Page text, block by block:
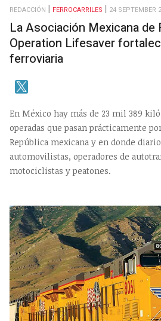
REDACCIÓN FERROCARRILES 24 SEPTEMBER
La Asociación Mexicana de
Operation Lifesaver
ferroviaria
En México hay más de 23 mil 389
operadas que pasan prácticamente
República mexicana y en donde
automovilistas, operadores de
motociclistas y peatones.